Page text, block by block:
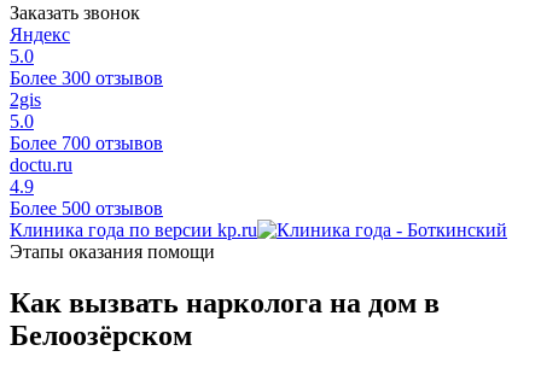
Заказать звонок
Яндекс
5.0
Более 300 отзывов
2gis
5.0
Более 700 отзывов
doctu.ru
4.9
Более 500 отзывов
Клиника года по версии kp.ru
Этапы оказания помощи
Как вызвать нарколога на дом в
Белоозёрском